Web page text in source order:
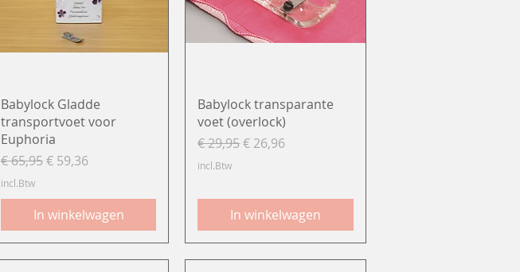
Snel overzicht
Babylock Gladde
transportvoet voor
Euphoria
Normale prijs
€ 65,95Verkoopprijs
€ 59,36
incl.Btw
In winkelwagen
Snel overzicht
Babylock transparante
voet (overlock)
Normale prijs
€ 29,95Verkoopprijs
€ 26,96
incl.Btw
In winkelwagen